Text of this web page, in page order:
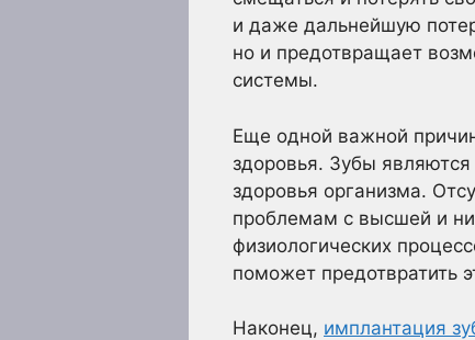
и даже дальнейшую
но и предотвращает
системы.
Еще одной важной
здоровья. Зубы
здоровья организма.
проблемам с высшей и
физиологических
поможет предотвратить
Наконец, имплантация